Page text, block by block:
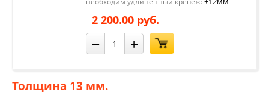
2 200.00 руб.
− +
Толщина 13 мм.